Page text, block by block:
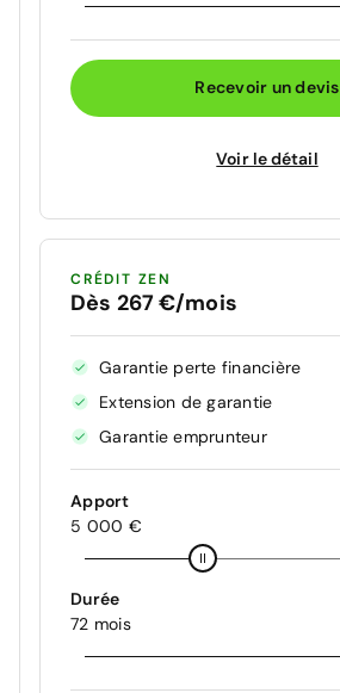
Recevoir un devis
Voir le détail
CRÉDIT ZEN
Dès 267 €/mois
Garantie perte financière
Extension de garantie
Garantie emprunteur
Apport
5 000 €
Durée
72 mois